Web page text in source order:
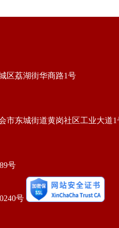
区荔湖街华商路1号
市东城街道黄岗社区工业大道1
号
号